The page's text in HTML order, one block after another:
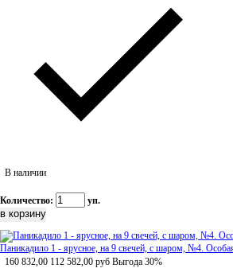
В наличии
Количество: уп.
Паникадило 1 - ярусное, на 9 свечей, с шаром, №4.
160 832,00 112 582,00 руб Выгода 30%